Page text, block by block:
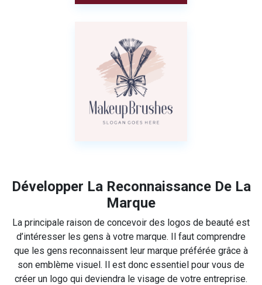
Développer La Reconnaissance De La
Marque
La principale raison de concevoir des logos de beauté est
d’intéresser les gens à votre marque. Il faut comprendre
que les gens reconnaissent leur marque préférée grâce à
son emblème visuel. Il est donc essentiel pour vous de
créer un logo qui deviendra le visage de votre entreprise.